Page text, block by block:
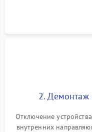
конвекцией, панелью
2. Демонтаж
Отключение
внутренних